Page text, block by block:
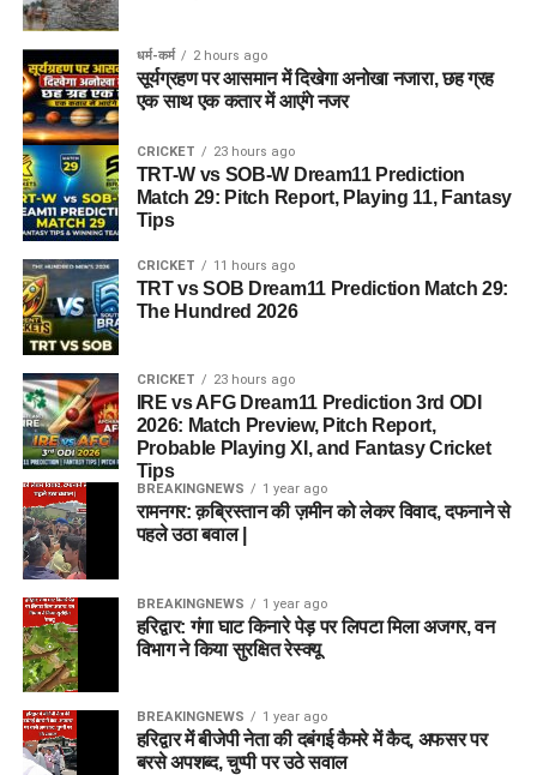
धर्म-कर्म 2 hours ago
सूर्यग्रहण पर आसमान में दिखेगा अनोखा नजारा, छह ग्रह
एक साथ एक कतार में आएंगे नजर
CRICKET 23 hours ago
TRT-W vs SOB-W Dream11 Prediction
Match 29: Pitch Report, Playing 11, Fantasy
Tips
CRICKET 11 hours ago
TRT vs SOB Dream11 Prediction Match 29:
The Hundred 2026
CRICKET 23 hours ago
IRE vs AFG Dream11 Prediction 3rd ODI
2026: Match Preview, Pitch Report,
Probable Playing XI, and Fantasy Cricket
Tips
BREAKINGNEWS 1 year ago
रामनगर: क़ब्रिस्तान की ज़मीन को लेकर विवाद, दफनाने से
पहले उठा बवाल |
BREAKINGNEWS 1 year ago
हरिद्वार: गंगा घाट किनारे पेड़ पर लिपटा मिला अजगर, वन
विभाग ने किया सुरक्षित रेस्क्यू
BREAKINGNEWS 1 year ago
हरिद्वार में बीजेपी नेता की दबंगई कैमरे में कैद, अफसर पर
बरसे अपशब्द, चुप्पी पर उठे सवाल